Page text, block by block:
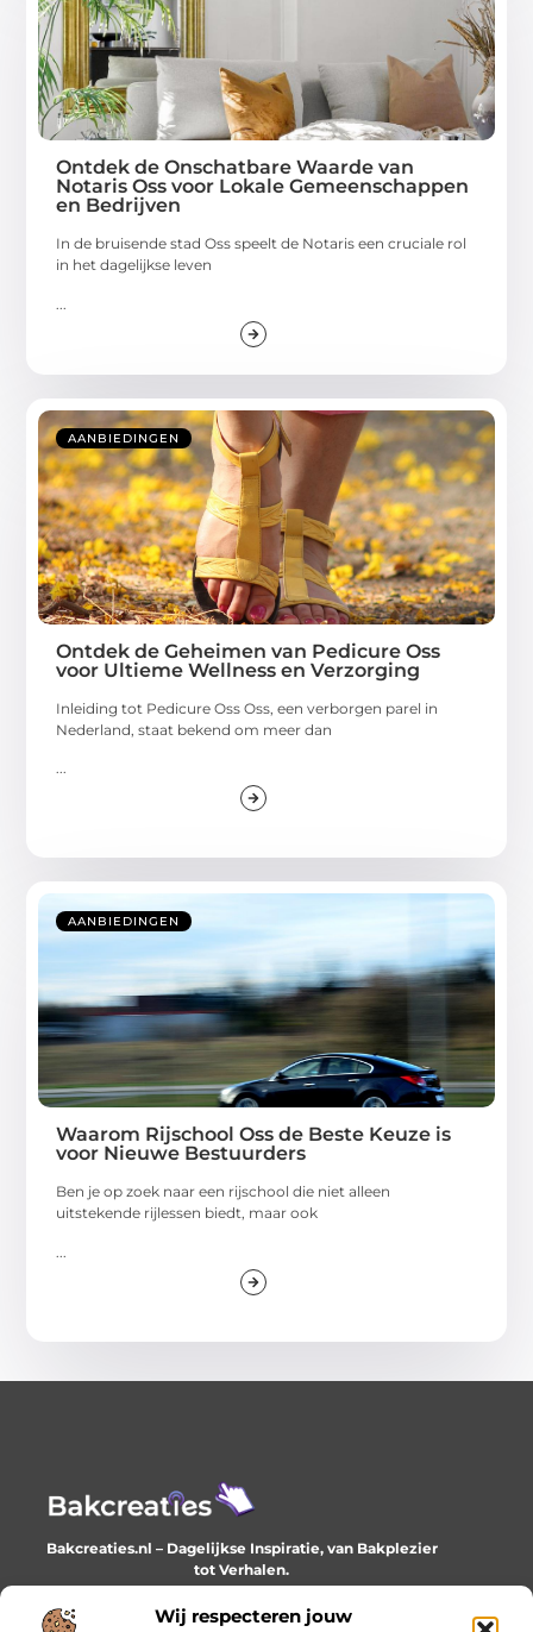
Wij respecteren jouw
Ontdek de Onschatbare Waarde van
Notaris Oss voor Lokale Gemeenschappen
en Bedrijven
In de bruisende stad Oss speelt de Notaris een cruciale rol
in het dagelijkse leven
AANBIEDINGEN
Ontdek de Geheimen van Pedicure Oss
voor Ultieme Wellness en Verzorging
Inleiding tot Pedicure Oss Oss, een verborgen parel in
Nederland, staat bekend om meer dan
...
AANBIEDINGEN
Waarom Rijschool Oss de Beste Keuze is
voor Nieuwe Bestuurders
Ben je op zoek naar een rijschool die niet alleen
uitstekende rijlessen biedt, maar ook
Bakcreaties.nl – Dagelijkse Inspiratie, van Bakplezier
tot Verhalen.
Ontdek unieke en creatieve verhalen die je elke dag
verrijken en inspireren.